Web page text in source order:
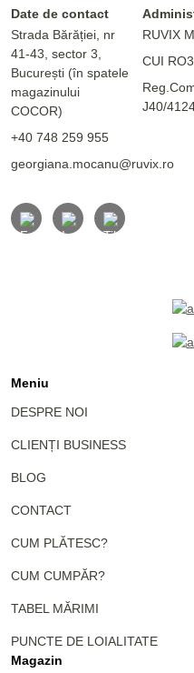
Date de contact
Strada Bărăției, nr
41-43, sector 3,
București (în spatele
magazinului
COCOR)
+40 748 259 955
georgiana.mocanu@ruvix.ro
RUVIX
CUI
J40/
Meniu
DESPRE NOI
CLIENȚI BUSINESS
BLOG
CONTACT
CUM PLĂTESC?
CUM CUMPĂR?
TABEL MĂRIMI
PUNCTE DE LOIALITATE
Magazin